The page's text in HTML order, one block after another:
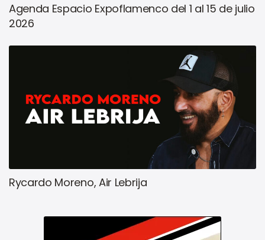
Agenda Espacio Expoflamenco del 1 al 15 de julio
2026
Rycardo Moreno, Air Lebrija